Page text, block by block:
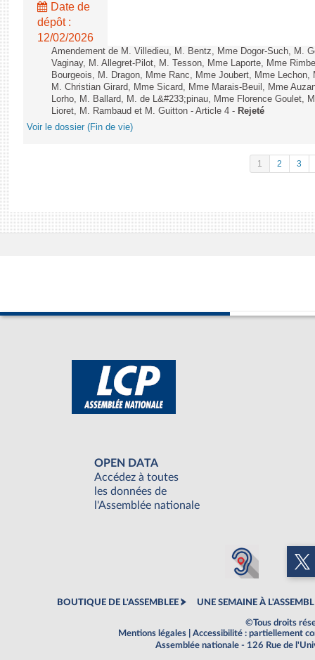
Date de
dépôt :
12/02/2026
Amendement de M. Villedieu, M. Bentz, Mme Dogor-Such, M.
Vaginay, M. Allegret-Pilot, M. Tesson, Mme Laporte, Mme
Bourgeois, M. Dragon, Mme Ranc, Mme Joubert, Mme
M. Christian Girard, Mme Sicard, Mme Marais-Beuil, Mme
Lorho, M. Ballard, M. de L&#233;pinau, Mme Florence Goulet,
Lioret, M. Rambaud et M. Guitton - Article 4 - Rejeté
Voir le dossier (Fin de vie)
1 2 3
OPEN DATA
Accédez à toutes
les données de
l'Assemblée nationale
BOUTIQUE DE L'ASSEMBLEE UNE SEMAINE À
©Tous droits
Mentions légales
Accessibilité : partiellement
Assemblée nationale - 126 Rue de